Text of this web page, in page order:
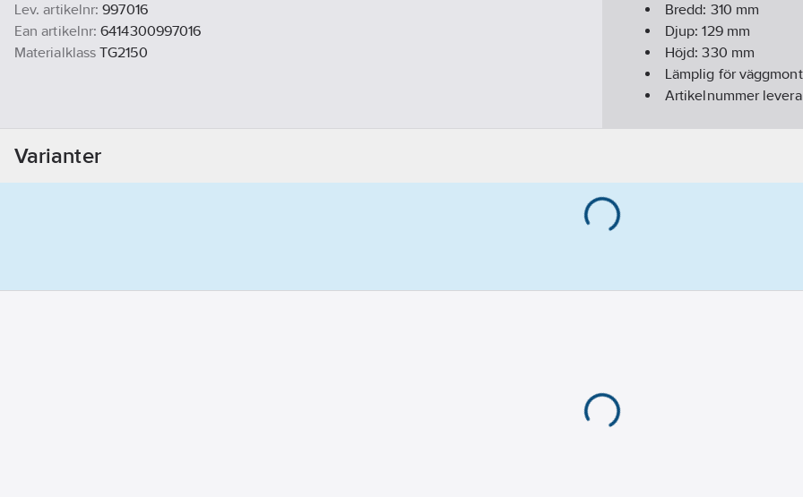
Lev. artikelnr: 997016
Ean artikelnr: 6414300997016
Materialklass TG2150
Bredd: 310 mm
Djup:129mm
Höjd:330 mm
Lämplig för
Artikelnummer
Varianter